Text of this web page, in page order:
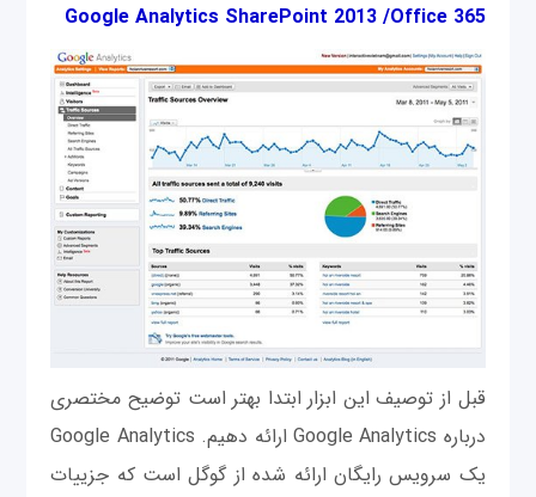
Google Analytics SharePoint 2013 /Office 365
قبل از توصیف این ابزار ابتدا بهتر است توضیح مختصری
درباره Google Analytics ارائه دهیم. Google Analytics
یک سرویس رایگان ارائه شده از گوگل است که جزییات